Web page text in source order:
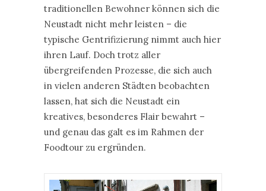
traditionellen Bewohner können sich die
Neustadt nicht mehr leisten – die
typische Gentrifizierung nimmt auch hier
ihren Lauf. Doch trotz aller
übergreifenden Prozesse, die sich auch
in vielen anderen Städten beobachten
lassen, hat sich die Neustadt ein
kreatives, besonderes Flair bewahrt –
und genau das galt es im Rahmen der
Foodtour zu ergründen.